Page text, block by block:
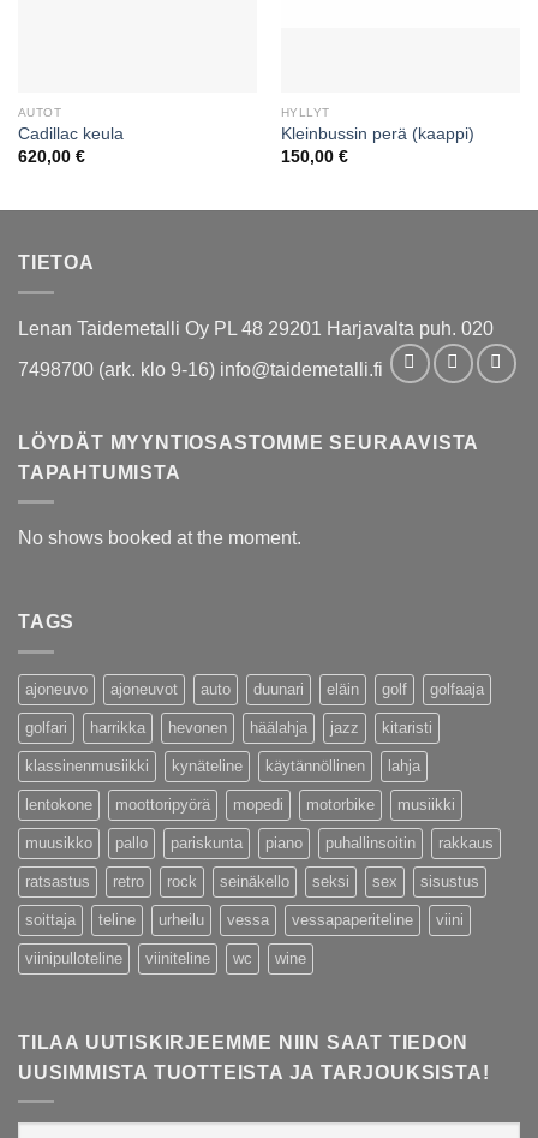
AUTOT
Cadillac keula
620,00 €
HYLLYT
Kleinbussin perä (kaappi)
150,00 €
TIETOA
Lenan Taidemetalli Oy PL 48 29201 Harjavalta puh. 020
7498700 (ark. klo 9-16) info@taidemetalli.fi
LÖYDÄT MYYNTIOSASTOMME SEURAAVISTA
TAPAHTUMISTA
No shows booked at the moment.
TAGS
ajoneuvo ajoneuvot auto duunari eläin golf golfaaja
golfari harrikka hevonen häälahja jazz kitaristi
klassinenmusiikki kynäteline käytännöllinen lahja
lentokone moottoripyörä mopedi motorbike musiikki
muusikko pallo pariskunta piano puhallinsoitin rakkaus
ratsastus retro rock seinäkello seksi sex sisustus
soittaja teline urheilu vessa vessapaperiteline viini
viinipulloteline viiniteline wc wine
TILAA UUTISKIRJEEMME NIIN SAAT TIEDON
UUSIMMISTA TUOTTEISTA JA TARJOUKSISTA!